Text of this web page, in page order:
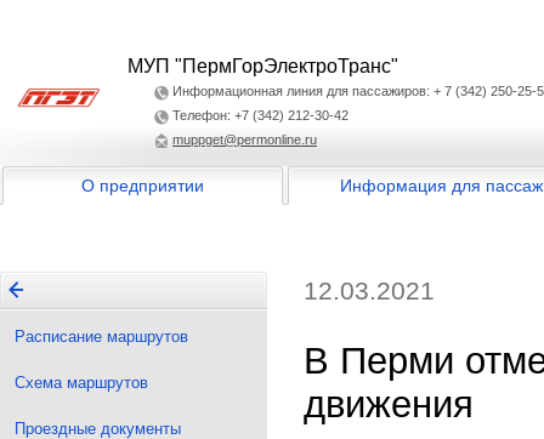
МУП "ПермГорЭлектроТранс"
Информационная линия для пассажиров: + 7 (342) 250-25-
Телефон: +7 (342) 212-30-42
muppget@permonline.ru
О предприятии Информация для
Расписание маршрутов
Схема маршрутов
Проездные документы
12.03.2021
В Перми
движения